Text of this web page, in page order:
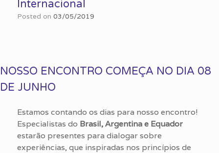
Internacional
Posted on 03/05/2019
NOSSO ENCONTRO COMEÇA NO DIA 08
DE JUNHO
Estamos contando os dias para nosso encontro!
Especialistas do Brasil, Argentina e Equador
estarão presentes para dialogar sobre
experiências, que inspiradas nos princípios de